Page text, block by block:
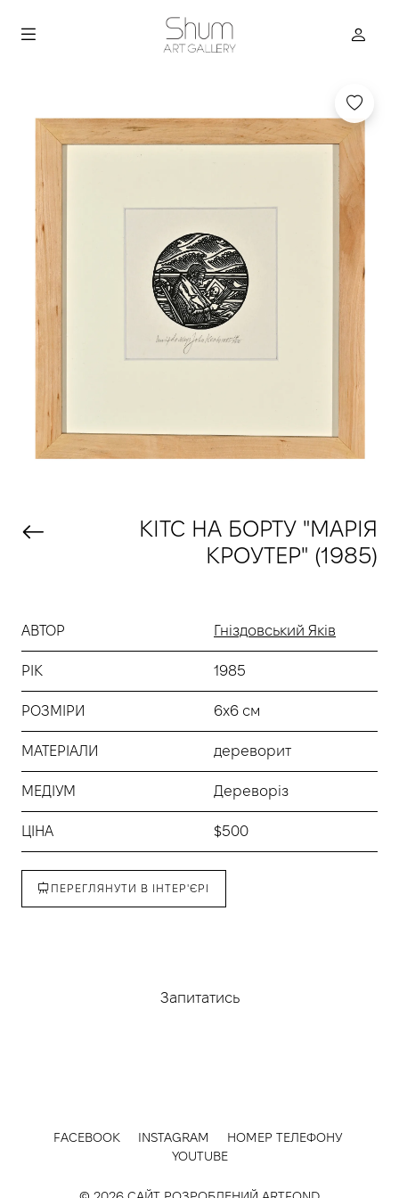
KІТС НА БОРТУ "МАРІЯ
КРОУТЕР" (1985)
АВТОР Гніздовський Яків
РІК 1985
РОЗМІРИ 6х6 см
МАТЕРІАЛИ дереворит
МЕДІУМ Дереворіз
ЦІНА $500
ПЕРЕГЛЯНУТИ В ІНТЕР'ЄРІ
Запитатись
FACEBOOK INSTAGRAM
НОМЕР ТЕЛЕФОНУ
YOUTUBE